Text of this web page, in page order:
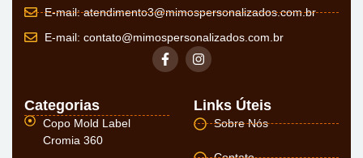
E-mail:atendimento3@mimospersonalizados.com.br
E-mail: contato@mimospersonalizados.com.br
Categorias
Copo Mold Label
Cromia 360
Links Úteis
Sobre Nós